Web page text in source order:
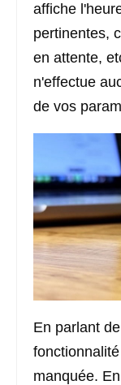
affiche
pertinentes,
en attente,
n'effectue
de vos
En parlant
manquée.